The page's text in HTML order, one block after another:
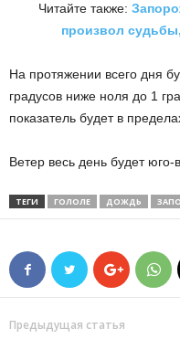
Читайте также:
произвол
На протяжении всего дня
градусов ниже ноля до 1
показатель будет в
Ветер весь день будет
ТЕГИ ГОЛОЛЕ ДОЖДЬ
Предыдущая статья